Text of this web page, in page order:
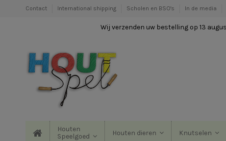
Contact International shipping Scholen en BSO's In de media
Wij verzenden uw bestelling op 13
Houten
Speelgoed
Houten dieren Knutselen